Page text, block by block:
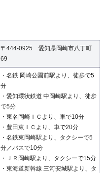
〒444-0925 愛知県岡崎市八丁町
69
・名鉄 岡崎公園前駅より、徒歩で5
分
・愛知環状鉄道 中岡崎駅より、徒歩
で5分
・東名岡崎ＩＣより、車で10分
・豊田東ＩＣより、車で20分
・名鉄東岡崎駅より、タクシーで5
分／バスで10分
・ＪＲ岡崎駅より、タクシーで15分
・東海道新幹線 三河安城駅より、タ